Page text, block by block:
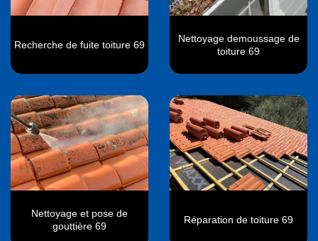
Recherche de fuite toiture 69
Nettoyage demoussage de
toiture 69
Nettoyage et pose de
gouttière 69
Réparation de toiture 69